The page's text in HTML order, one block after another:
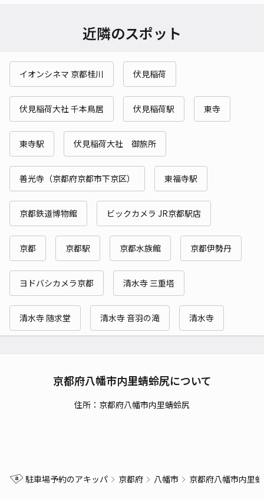
近隣のスポット
イオンシネマ 京都桂川 伏見稲荷
伏見稲荷大社 千本鳥居 伏見稲荷駅 東寺
東寺駅 伏見稲荷大社 御旅所
善光寺（京都府京都市下京区） 東福寺駅
京都鉄道博物館 ビックカメラ JR京都駅店
京都 京都駅 京都水族館 京都伊勢丹
ヨドバシカメラ京都 清水寺 三重塔
清水寺 随求堂 清水寺 音羽の滝 清水寺
京都府八幡市内里蜻蛉尻について
住所：京都府八幡市内里蜻蛉尻
駐車場予約のアキッパ 京都府 八幡市 京都府八幡市内里